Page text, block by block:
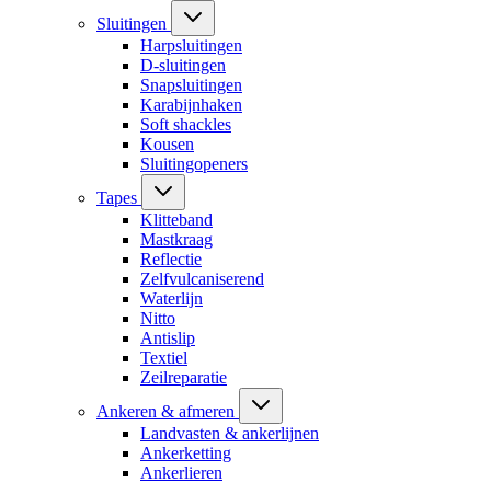
Sluitingen
Harpsluitingen
D-sluitingen
Snapsluitingen
Karabijnhaken
Soft shackles
Kousen
Sluitingopeners
Tapes
Klitteband
Mastkraag
Reflectie
Zelfvulcaniserend
Waterlijn
Nitto
Antislip
Textiel
Zeilreparatie
Ankeren & afmeren
Landvasten & ankerlijnen
Ankerketting
Ankerlieren